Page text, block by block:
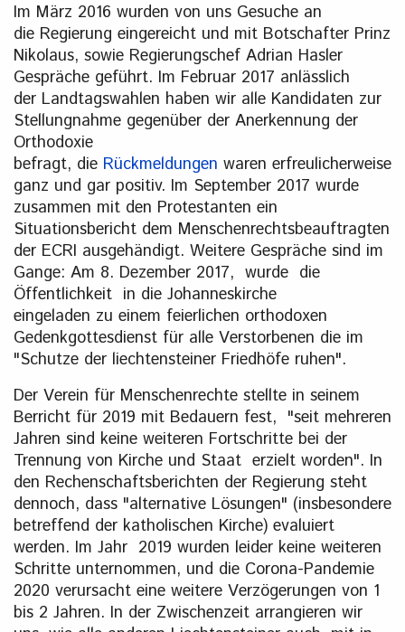
Im März 2016 wurden von uns Gesuche an
die Regierung eingereicht und mit Botschafter Prinz
Nikolaus, sowie Regierungschef Adrian Hasler
Gespräche geführt. Im Februar 2017 anlässlich
der Landtagswahlen haben wir alle Kandidaten zur
Stellungnahme gegenüber der Anerkennung der
Orthodoxie
befragt, die Rückmeldungen waren erfreulicherweise
ganz und gar positiv. Im September 2017 wurde
zusammen mit den Protestanten ein
Situationsbericht dem Menschenrechtsbeauftragten
der ECRI ausgehändigt. Weitere Gespräche sind im
Gange: Am 8. Dezember 2017, wurde die
Öffentlichkeit in die Johanneskirche
eingeladen zu einem feierlichen orthodoxen
Gedenkgottesdienst für alle Verstorbenen die im
"Schutze der liechtensteiner Friedhöfe ruhen".
Der Verein für Menschenrechte stellte in seinem
Berricht für 2019 mit Bedauern fest, "seit mehreren
Jahren sind keine weiteren Fortschritte bei der
Trennung von Kirche und Staat erzielt worden". In
den Rechenschaftsberichten der Regierung steht
dennoch, dass "alternative Lösungen" (insbesondere
betreffend der katholischen Kirche) evaluiert
werden. Im Jahr 2019 wurden leider keine weiteren
Schritte unternommen, und die Corona-Pandemie
2020 verursacht eine weitere Verzögerungen von 1
bis 2 Jahren. In der Zwischenzeit arrangieren wir